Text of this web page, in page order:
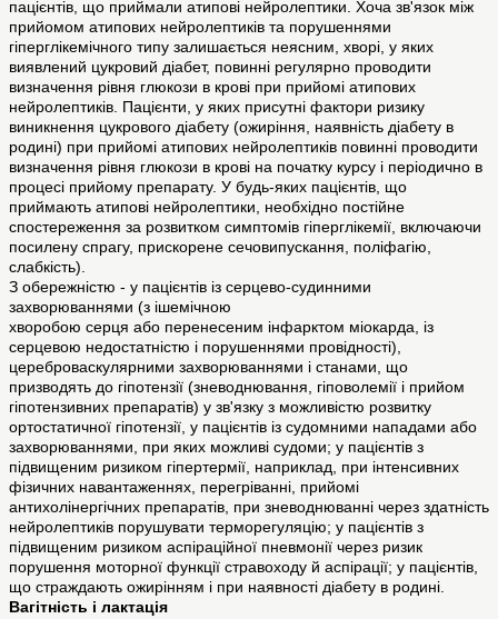
пацієнтів, що приймали атипові нейролептики. Хоча зв'язок між
прийомом атипових нейролептиків та порушеннями
гіперглікемічного типу залишається неясним, хворі, у яких
виявлений цукровий діабет, повинні регулярно проводити
визначення рівня глюкози в крові при прийомі атипових
нейролептиків. Пацієнти, у яких присутні фактори ризику
виникнення цукрового діабету (ожиріння, наявність діабету в
родині) при прийомі атипових нейролептиків повинні проводити
визначення рівня глюкози в крові на початку курсу і періодично в
процесі прийому препарату. У будь-яких пацієнтів, що
приймають атипові нейролептики, необхідно постійне
спостереження за розвитком симптомів гіперглікемії, включаючи
посилену спрагу, прискорене сечовипускання, поліфагію,
слабкість).
З обережністю - у пацієнтів із серцево-судинними
захворюваннями (з ішемічною
хворобою серця або перенесеним інфарктом міокарда, із
серцевою недостатністю і порушеннями провідності),
цереброваскулярними захворюваннями і станами, що
призводять до гіпотензії (зневоднювання, гіповолемії і прийом
гіпотензивних препаратів) у зв'язку з можливістю розвитку
ортостатичної гіпотензії, у пацієнтів із судомними нападами або
захворюваннями, при яких можливі судоми; у пацієнтів з
підвищеним ризиком гіпертермії, наприклад, при інтенсивних
фізичних навантаженнях, перегріванні, прийомі
антихолінергічних препаратів, при зневоднюванні через здатність
нейролептиків порушувати терморегуляцію; у пацієнтів з
підвищеним ризиком аспіраційної пневмонії через ризик
порушення моторної функції стравоходу й аспірації; у пацієнтів,
що страждають ожирінням і при наявності діабету в родині.
Вагітність і лактація